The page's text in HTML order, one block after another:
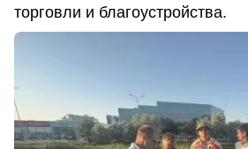
торговли и благоустройства.